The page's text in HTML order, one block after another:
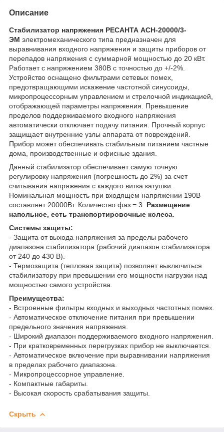
Описание
Стабилизатор напряжения РЕСАНТА АСН-20000/3-
ЭМ электромеханического типа предназначен для
выравнивания входного напряжения и защиты приборов от
перепадов напряжения с суммарной мощностью до 20 кВт.
Работает с напряжением 380В с точностью до +/-2%.
Устройство оснащено фильтрами сетевых помех,
предотвращающими искажение частотной синусоиды,
микропроцессорным управлением и стрелочной индикацией,
отображающей параметры напряжения. Превышение
пределов поддерживаемого входного напряжения
автоматически отключает подачу питания. Прочный корпус
защищает внутренние узлы аппарата от повреждений.
Прибор может обеспечивать стабильным питанием частные
дома, производственные и офисные здания.
Данный стабилизатор обеспечивает самую точную
регулировку напряжения (погрешность до 2%) за счет
считывания напряжения с каждого витка катушки.
Номинальная мощность при входящем напряжении 190В
составляет 20000Вт. Количество фаз = 3. Размещение
напольное, есть транспортировочные колеса
Системы защиты:
- Защита от выхода напряжения за пределы рабочего
диапазона стабилизатора (рабочий диапазон стабилизатора
от 240 до 430 В).
- Термозащита (тепловая защита) позволяет выключиться
стабилизатору при превышении его мощности нагрузки над
мощностью самого устройства.
Преимущества:
- Встроенные фильтры входных и выходных частотных помех.
- Автоматическое отключение питания при превышении
предельного значения напряжения.
- Широкий диапазон поддерживаемого входного напряжения.
- При кратковременных перегрузках прибор не выключается.
- Автоматическое включение при выравнивании напряжения
в пределах рабочего диапазона.
- Микропроцессорное управление.
- Компактные габариты.
- Высокая скорость срабатывания защиты.
Скрыть